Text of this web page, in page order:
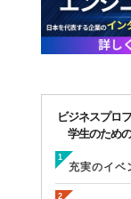
ビジネスプロ
学生のため
充実のイベ